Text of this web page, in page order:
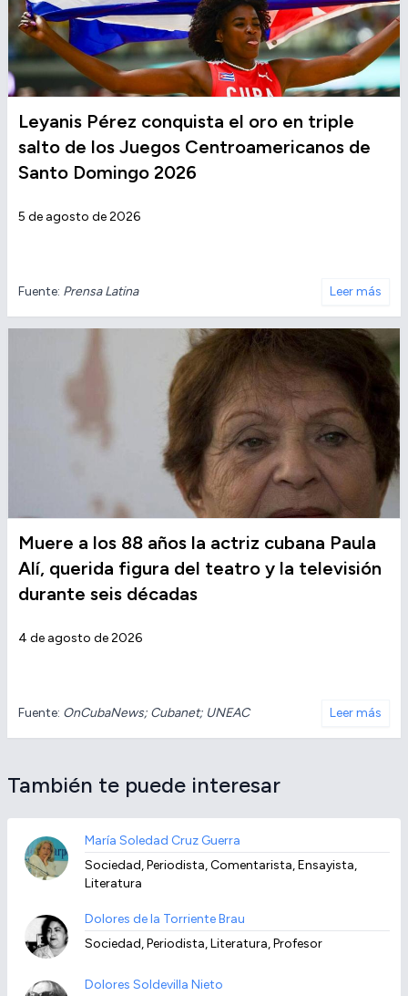
Leyanis Pérez conquista el oro en triple
salto de los Juegos Centroamericanos de
Santo Domingo 2026
5 de agosto de 2026
Fuente: Prensa Latina Leer más
Muere a los 88 años la actriz cubana Paula
Alí, querida figura del teatro y la televisión
durante seis décadas
4 de agosto de 2026
Fuente: OnCubaNews; Cubanet; UNEAC Leer más
También te puede interesar
María Soledad Cruz Guerra
Sociedad, Periodista, Comentarista, Ensayista,
Literatura
Dolores de la Torriente Brau
Sociedad, Periodista, Literatura, Profesor
Dolores Soldevilla Nieto